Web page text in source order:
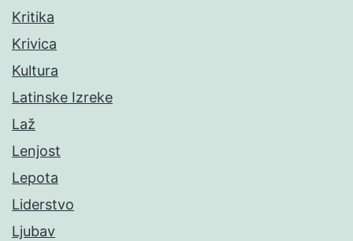
Kritika
Krivica
Kultura
Latinske Izreke
Laž
Lenjost
Lepota
Liderstvo
Ljubav